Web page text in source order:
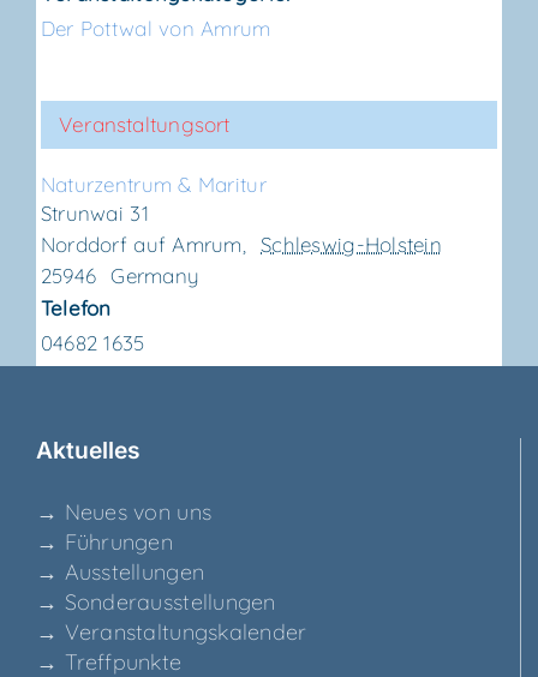
Der Pottwal von Amrum
Veranstaltungsort
Natur­zen­trum & Maritur
Strunwai 31
Norddorf auf Amrum
Schleswig-Holstein
25946 Germany
Telefon
04682 1635
Aktu­el­les
→ Neu­es von uns
→ Füh­run­gen
→ Aus­stel­lun­gen
→ Son­der­aus­stel­lun­gen
→ Ver­an­stal­tungs­ka­len­der
→ Treff­punk­te